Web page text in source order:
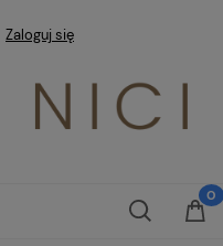
Zaloguj się